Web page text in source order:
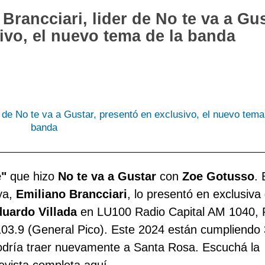
lider de No te va a
el nuevo tema de la banda
que hizo No te va a Gustarcon Zoe Gotusso.
Emiliano Brancciari, lo presentó en exclusiva
Villadaen LU100 Radio Capital AM 1040,
(General Pico). Este 2024 están cumpliendo
traer nuevamente a Santa Rosa. Escuchá la